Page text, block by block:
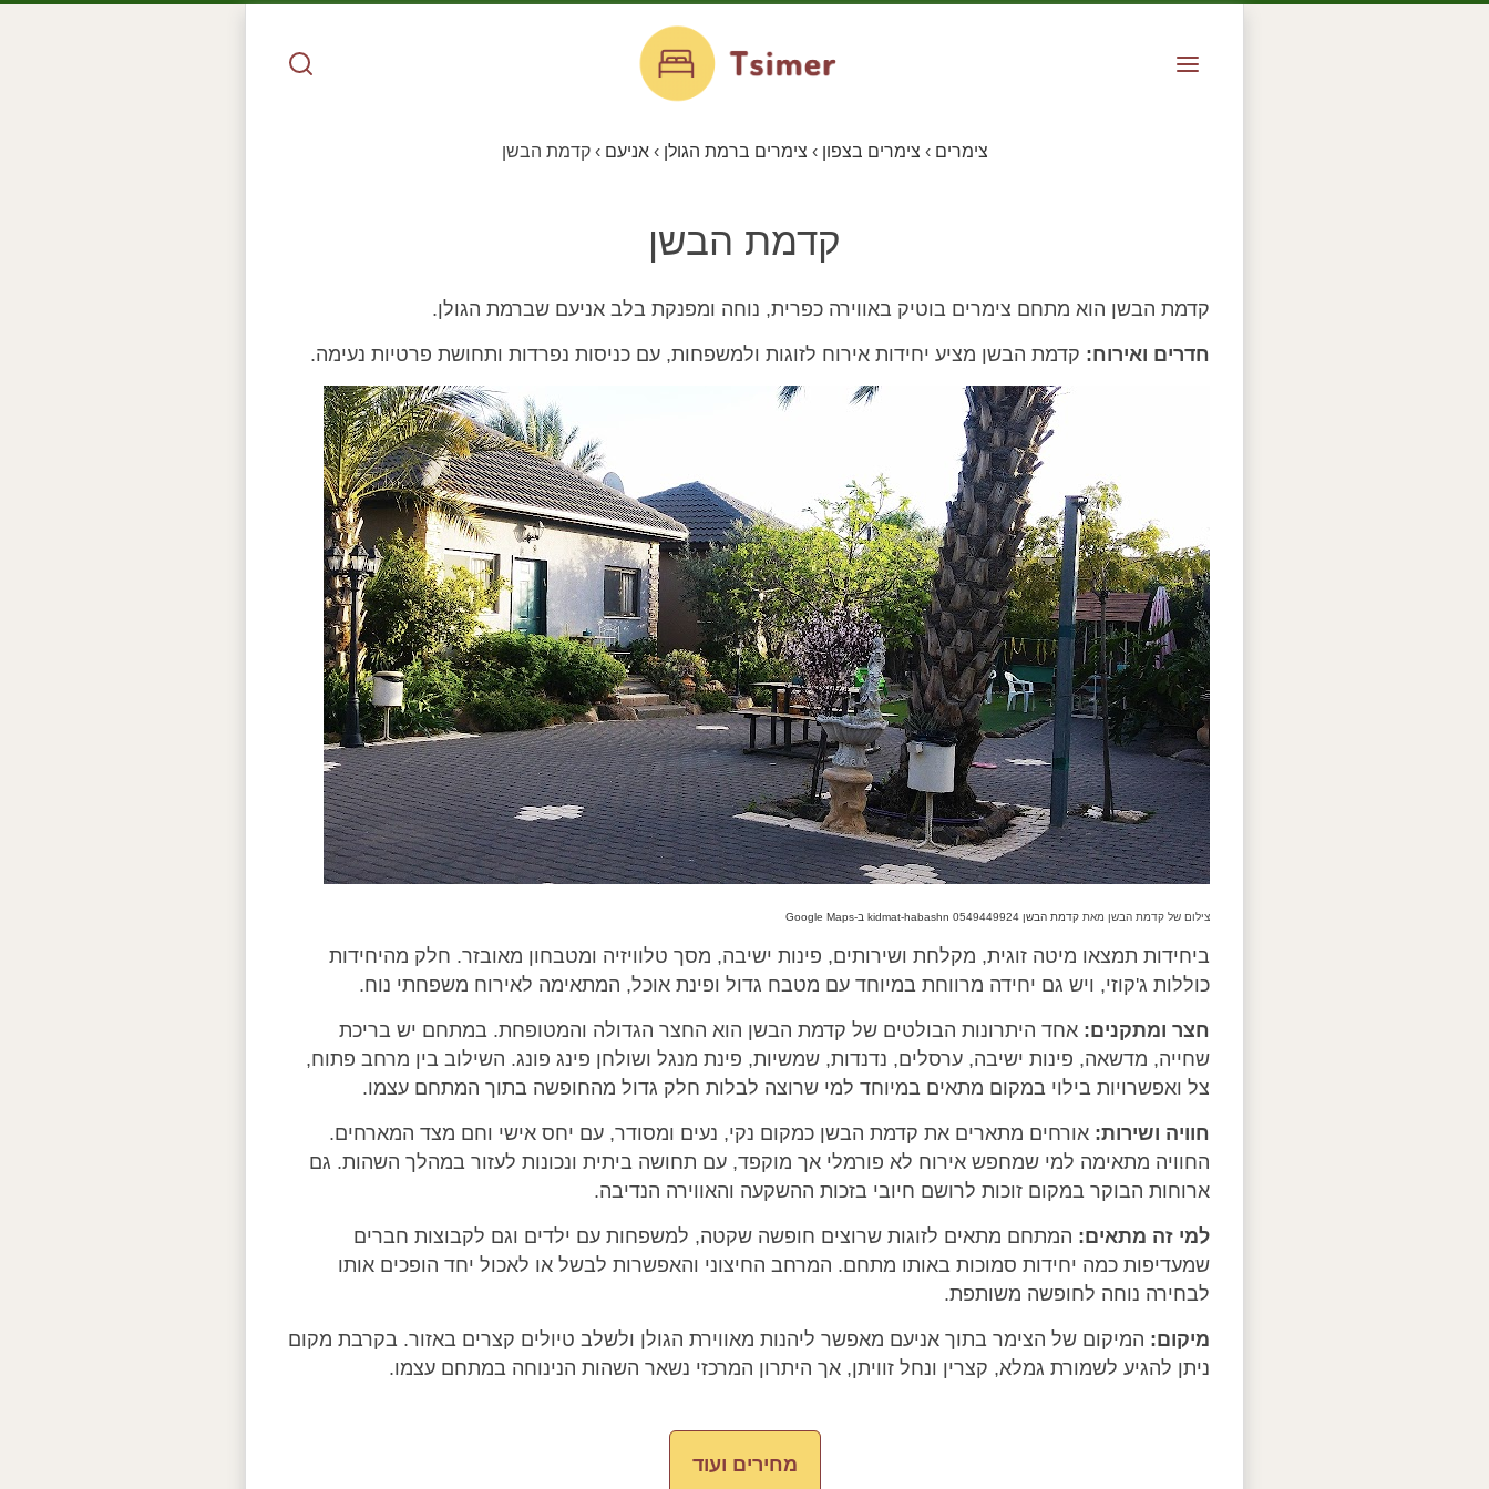
צימרים › צימרים בצפון › צימרים ברמת הגולן ›אניעם ›קדמת הבשן
קדמת הבשן
קדמת הבשן הוא מתחם צימרים בוטיק באווירה כפרית, נוחה ומפנקת בלב אניעם שברמת הגולן.
חדרים ואירוח: קדמת הבשן מציע יחידות אירוח לזוגות ולמשפחות, עם כניסות נפרדות ותחושת פרטיות נעימה.
צילום של קדמת הבשן מאת קדמת הבשן 0549449924 kidmat-habashn ב-Google Maps
ביחידות תמצאו מיטה זוגית, מקלחת ושירותים, פינות ישיבה, מסך טלוויזיה ומטבחון מאובזר. חלק מהיחידות
כוללות ג'קוזי, ויש גם יחידה מרווחת במיוחד עם מטבח גדול ופינת אוכל, המתאימה לאירוח משפחתי נוח.
חצר ומתקנים: אחד היתרונות הבולטים של קדמת הבשן הוא החצר הגדולה והמטופחת. במתחם יש בריכת
שחייה, מדשאה, פינות ישיבה, ערסלים, נדנדות, שמשיות, פינת מנגל ושולחן פינג פונג. השילוב בין מרחב פתוח,
צל ואפשרויות בילוי במקום מתאים במיוחד למי שרוצה לבלות חלק גדול מהחופשה בתוך המתחם עצמו.
חוויה ושירות: אורחים מתארים את קדמת הבשן כמקום נקי, נעים ומסודר, עם יחס אישי וחם מצד המארחים.
החוויה מתאימה למי שמחפש אירוח לא פורמלי אך מוקפד, עם תחושה ביתית ונכונות לעזור במהלך השהות. גם
ארוחות הבוקר במקום זוכות לרושם חיובי בזכות ההשקעה והאווירה הנדיבה.
למי זה מתאים: המתחם מתאים לזוגות שרוצים חופשה שקטה, למשפחות עם ילדים וגם לקבוצות חברים
שמעדיפות כמה יחידות סמוכות באותו מתחם. המרחב החיצוני והאפשרות לבשל או לאכול יחד הופכים אותו
לבחירה נוחה לחופשה משותפת.
מיקום: המיקום של הצימר בתוך אניעם מאפשר ליהנות מאווירת הגולן ולשלב טיולים קצרים באזור. בקרבת מקום
ניתן להגיע לשמורת גמלא, קצרין ונחל זוויתן, אך היתרון המרכזי נשאר השהות הנינוחה במתחם עצמו.
מחירים ועוד